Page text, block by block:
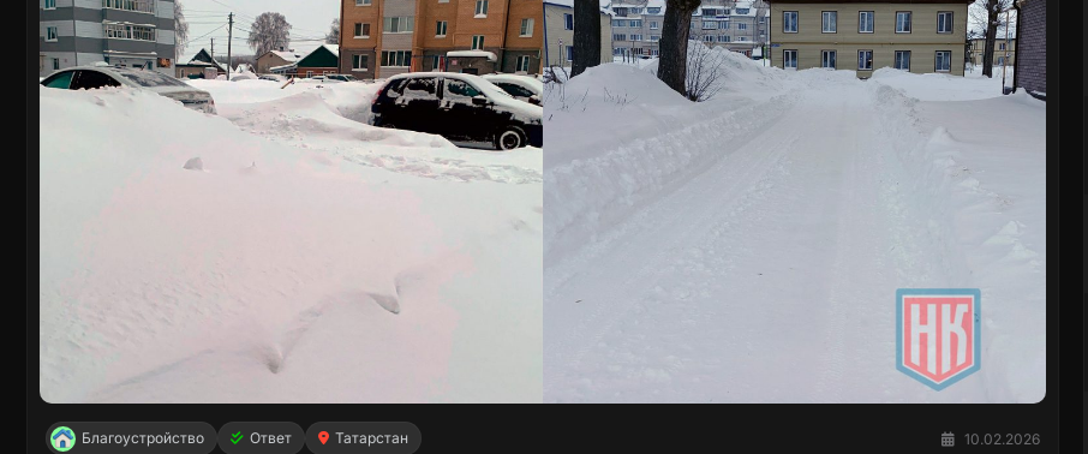
Благоустройство Ответ Татарстан 10.02.2026